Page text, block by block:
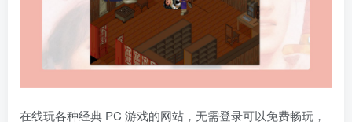
在线玩各种经典 PC 游戏的网站，无需登录可以免费畅玩，